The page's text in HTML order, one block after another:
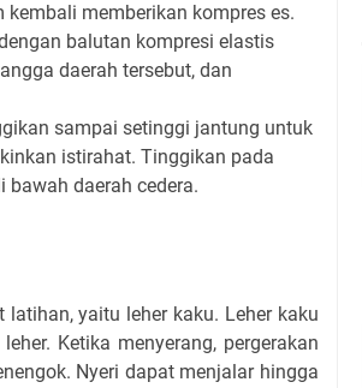
memberikan kompres es.
balutan kompresi elastis
daerah tersebut, dan
sampai setinggi jantung untuk
istirahat. Tinggikan pada
daerah cedera.
yaitu leher kaku. Leher kaku
Ketika menyerang, pergerakan
Nyeri dapat menjalar hingga